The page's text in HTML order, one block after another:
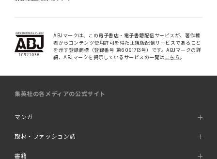
ABJマークは、この電子書店・電子書籍配信サービスが、著作権
者からコンテンツ使用許可を得た正規版配信サービスであること
を示す登録商標（登録番号 第6091713号）です。ABJマークの詳
細、ABJマークを掲示しているサービスの一覧は こちら。
集英社の各メディアの公式サイト
マンガ
取材・ファッション誌
書籍